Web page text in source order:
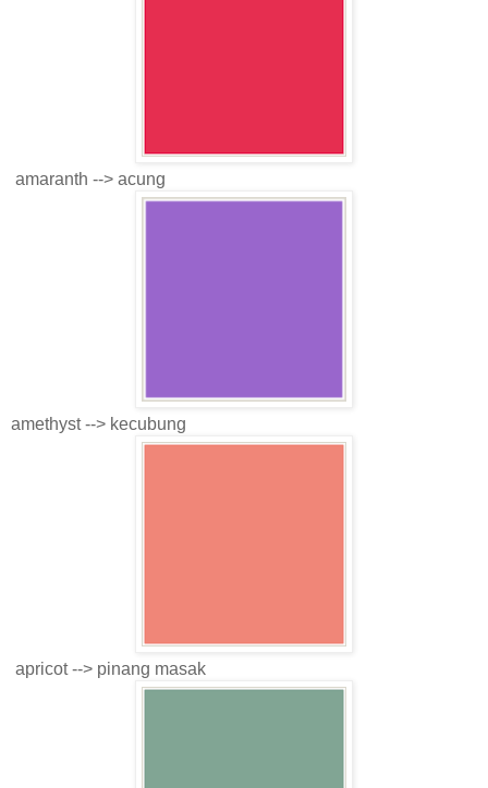
amaranth --> acung
amethyst --> kecubung
apricot --> pinang masak